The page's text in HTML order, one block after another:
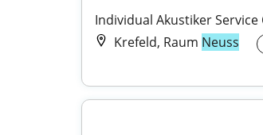
Individual Akustiker Service
Krefeld, Raum Neuss